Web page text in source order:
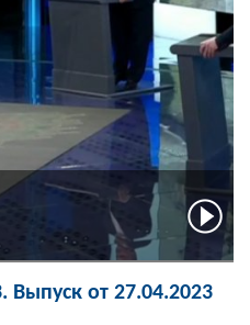
Выпуск от 27.04.2023